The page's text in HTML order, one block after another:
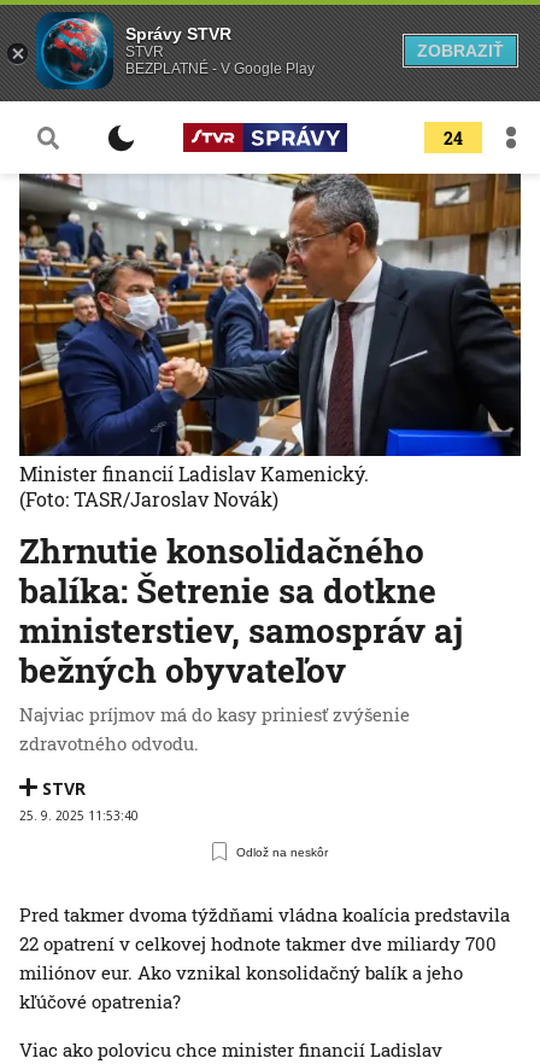
24
Zhrnutie konsolidačného
balíka: Šetrenie sa dotkne
ministerstiev, samospráv aj
bežných obyvateľov
Najviac príjmov má do kasy priniesť zvýšenie
zdravotného odvodu.
STVR
25. 9. 2025 11:53:40
Odlož na neskôr
Minister financií Ladislav Kamenický.
(Foto: TASR/Jaroslav Novák)
Pred takmer dvoma týždňami vládna koalícia predstavila
22 opatrení v celkovej hodnote takmer dve miliardy 700
miliónov eur. Ako vznikal konsolidačný balík a jeho
kľúčové opatrenia?
Viac ako polovicu chce minister financií Ladislav
Správy STVR
STVR
BEZPLATNÉ - V Google Play
ZOBRAZIŤ